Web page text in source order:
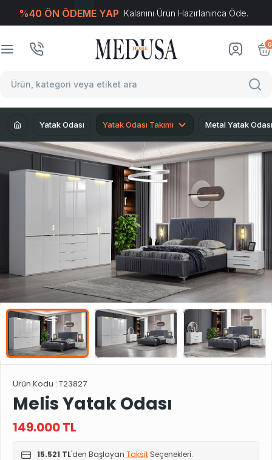
%40 ÖN ÖDEME YAP Kalanını Ürün Hazırlanınca Öde.
0
Yatak Odası Yatak Odası Takımı Metal Yatak Odası
Ürün Kodu : T23827
Melis Yatak Odası
149.000TL
15.521 TL'den Başlayan Taksit Seçenekleri.
T-Soft E-Ticaret Sistemleriyle Hazırlanmıştır.